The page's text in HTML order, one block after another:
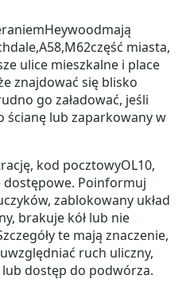
miasta,
ulice mieszkalne i place
znajdować się blisko
go załadować, jeśli
ścianę lub zaparkowany w
kod pocztowyOL10,
dostępowe. Poinformuj
zablokowany układ
brakuje kół lub nie
te mają znaczenie,
ruch uliczny,
dostęp do podwórza.